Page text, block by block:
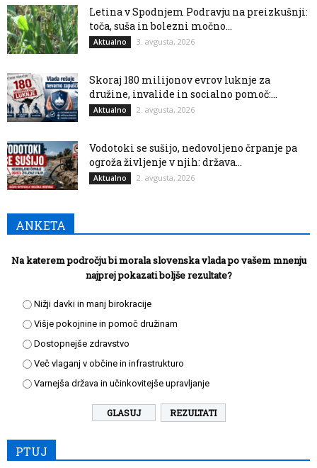
Letina v Spodnjem Podravju na preizkušnji:
toča, suša in bolezni močno...
Aktualno 3. avgusta, 2026
Skoraj 180 milijonov evrov luknje za
družine, invalide in socialno pomoč:...
Aktualno 2. avgusta, 2026
Vodotoki se sušijo, nedovoljeno črpanje pa
ogroža življenje v njih: država...
Aktualno 2. avgusta, 2026
ANKETA
Na katerem področju bi morala slovenska vlada po vašem mnenju
najprej pokazati boljše rezultate?
Nižji davki in manj birokracije
Višje pokojnine in pomoč družinam
Dostopnejše zdravstvo
Več vlaganj v občine in infrastrukturo
Varnejša država in učinkovitejše upravljanje
REZULTATI
PTUJ